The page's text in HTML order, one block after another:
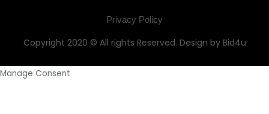
Privacy Policy
Copyright 2020 © All rights Reserved. Design by Bid4u
Manage Consent